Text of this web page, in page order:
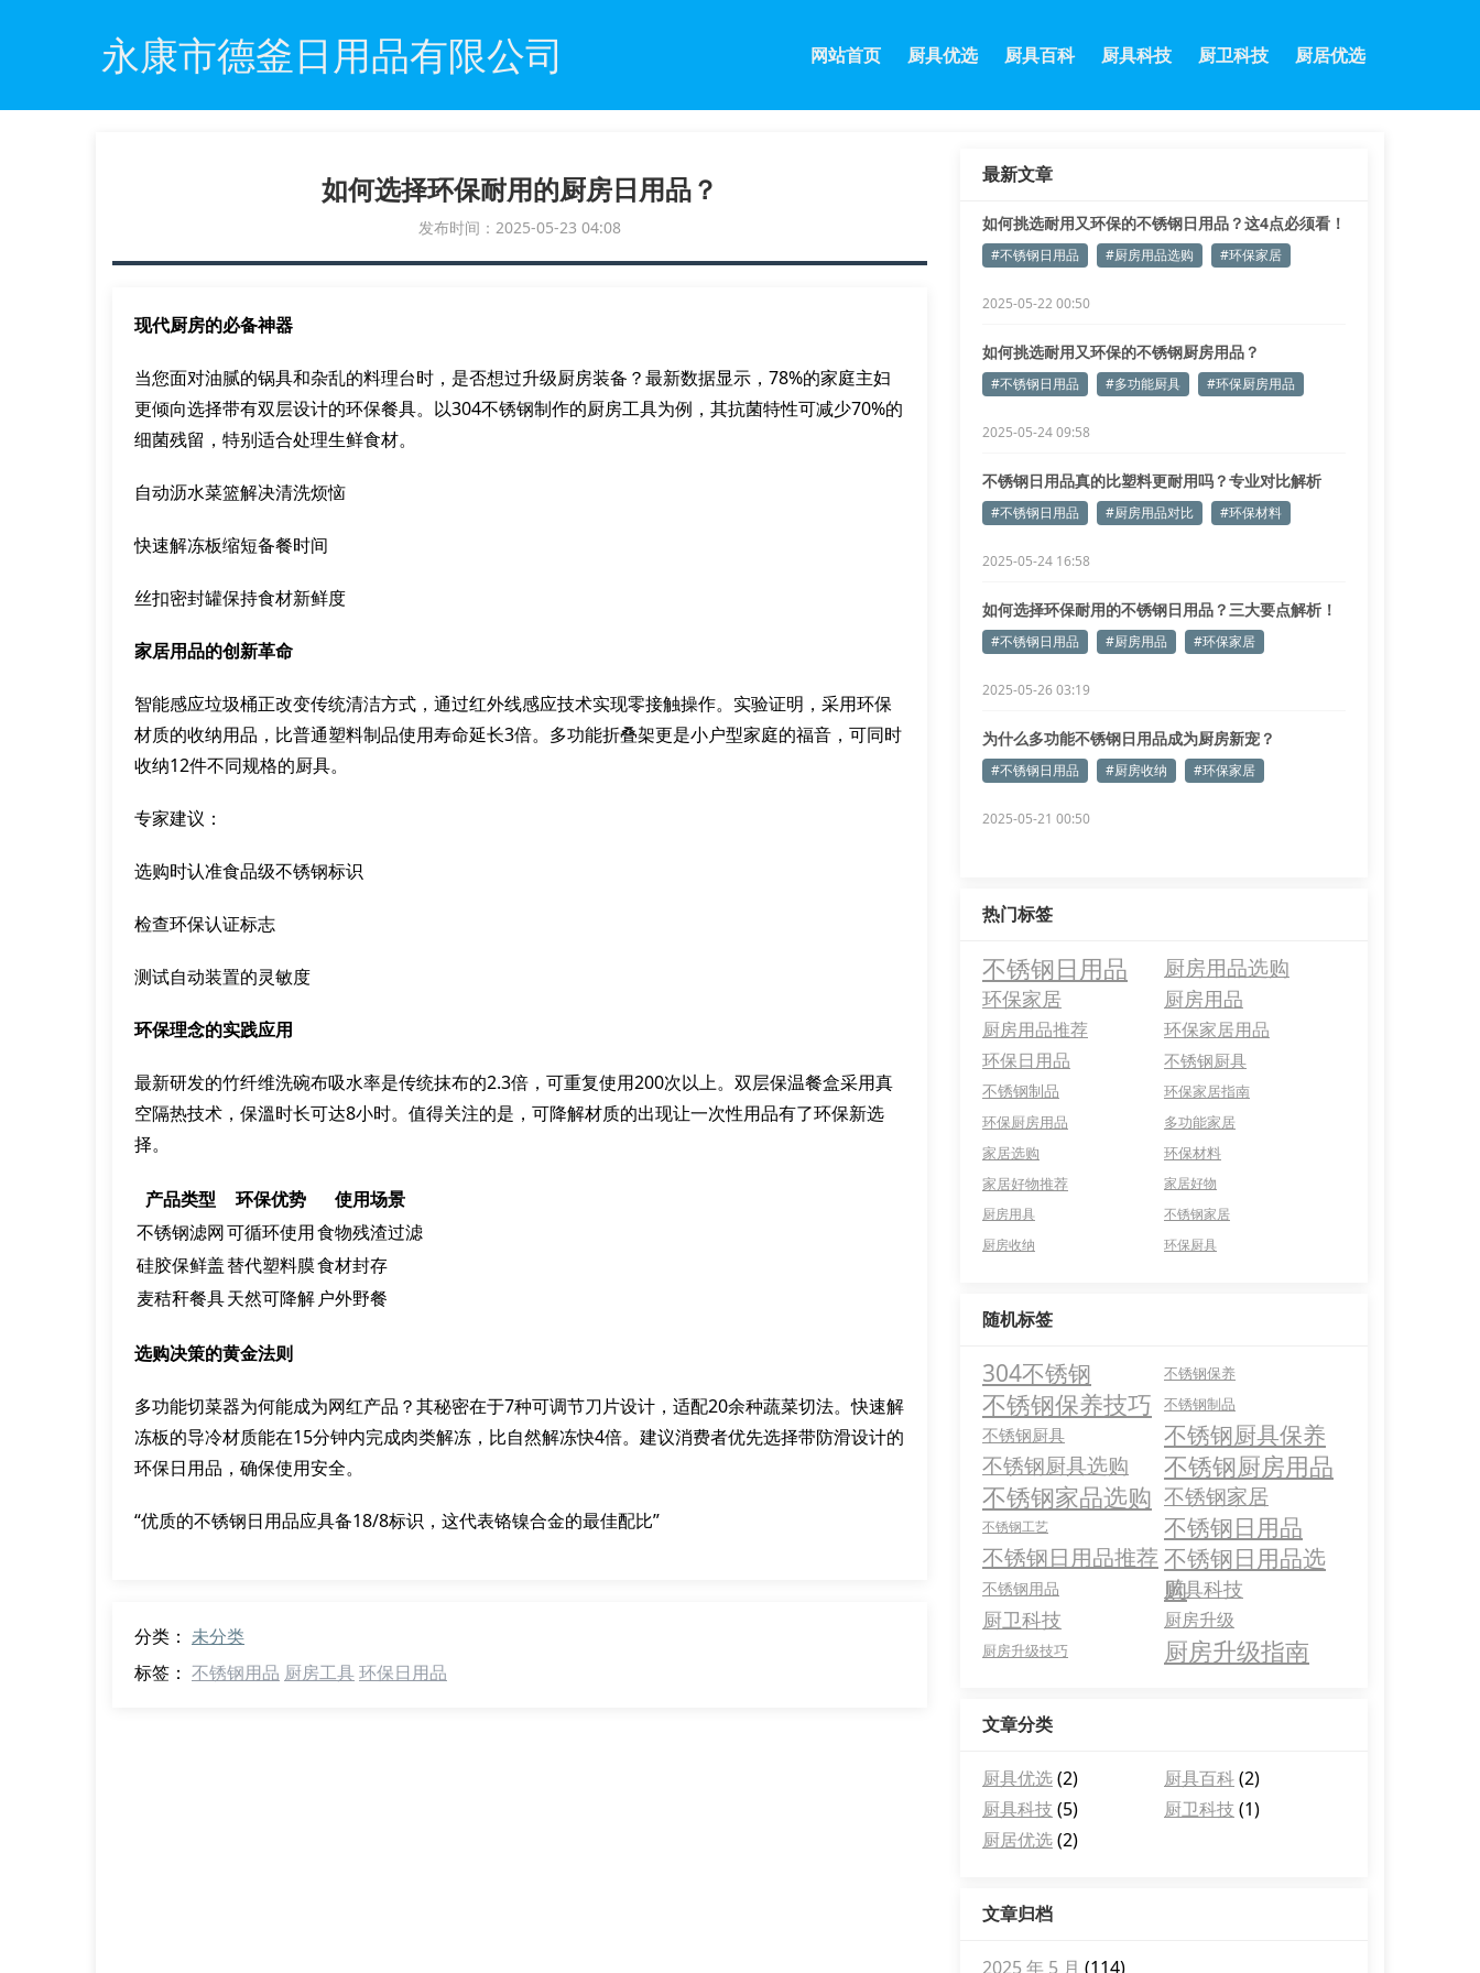
永康市德釜日用品有限公司 网站首页 厨具优选 厨具百科 厨具科技 厨卫科技 厨居优选
如何选择环保耐用的厨房日用品？
发布时间：2025-05-23 04:08
现代厨房的必备神器
当您面对油腻的锅具和杂乱的料理台时，是否想过升级厨房装备？最新数据显示，78%的家庭主妇
更倾向选择带有双层设计的环保餐具。以304不锈钢制作的厨房工具为例，其抗菌特性可减少70%的
细菌残留，特别适合处理生鲜食材。
自动沥水菜篮解决清洗烦恼
快速解冻板缩短备餐时间
丝扣密封罐保持食材新鲜度
家居用品的创新革命
智能感应垃圾桶正改变传统清洁方式，通过红外线感应技术实现零接触操作。实验证明，采用环保
材质的收纳用品，比普通塑料制品使用寿命延长3倍。多功能折叠架更是小户型家庭的福音，可同时
收纳12件不同规格的厨具。
专家建议：
选购时认准食品级不锈钢标识
检查环保认证标志
测试自动装置的灵敏度
环保理念的实践应用
最新研发的竹纤维洗碗布吸水率是传统抹布的2.3倍，可重复使用200次以上。双层保温餐盒采用真
空隔热技术，保溫时长可达8小时。值得关注的是，可降解材质的出现让一次性用品有了环保新选
择。
产品类型 环保优势
使用场景
不锈钢滤网可循环使用食物残渣过滤
硅胶保鲜盖替代塑料膜食材封存
麦秸秆餐具天然可降解 户外野餐
选购决策的黄金法则
多功能切菜器为何能成为网红产品？其秘密在于7种可调节刀片设计，适配20余种蔬菜切法。快速解
冻板的导冷材质能在15分钟内完成肉类解冻，比自然解冻快4倍。建议消费者优先选择带防滑设计的
环保日用品，确保使用安全。
“优质的不锈钢日用品应具备18/8标识，这代表铬镍合金的最佳配比”
分类： 未分类
标签： 不锈钢用品 厨房工具环保日用品
最新文章
如何挑选耐用又环保的不锈钢日用品？这4点必须看！
#不锈钢日用品 #厨房用品选购 #环保家居
2025-05-22 00:50
如何挑选耐用又环保的不锈钢厨房用品？
#不锈钢日用品 #多功能厨具 #环保厨房用品
2025-05-24 09:58
不锈钢日用品真的比塑料更耐用吗？专业对比解析
#不锈钢日用品 #厨房用品对比 #环保材料
2025-05-24 16:58
如何选择环保耐用的不锈钢日用品？三大要点解析！
#不锈钢日用品 #厨房用品 #环保家居
2025-05-26 03:19
为什么多功能不锈钢日用品成为厨房新宠？
#不锈钢日用品 #厨房收纳 #环保家居
2025-05-21 00:50
热门标签
不锈钢日用品 厨房用品选购
环保家居 厨房用品
厨房用品推荐
环保家居用品
环保日用品
不锈钢厨具
不锈钢制品
环保家居指南
环保厨房用品
多功能家居
家居选购
环保材料
家居好物推荐
家居好物
厨房用具
不锈钢家居
厨房收纳
环保厨具
随机标签
304不锈钢 不锈钢保养
不锈钢保养技巧 不锈钢制品
不锈钢厨具 不锈钢厨具保养
不锈钢厨具选购
不锈钢厨房用品
不锈钢家品选购 不锈钢家居
不锈钢工艺 不锈钢日用品
不锈钢日用品推荐 不锈钢日用品选
购
不锈钢用品
厨具科技
厨卫科技
厨房升级
厨房升级技巧 厨房升级指南
文章分类
厨具优选(2) 厨具百科(2)
厨具科技 (5) 厨卫科技 (1)
厨居优选(2)
文章归档
2025 年 5 月 (114)